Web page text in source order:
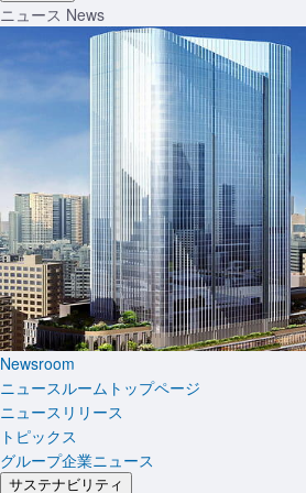
ニュース News
Newsroom
ニュースルームトップページ
ニュースリリース
トピックス
グループ企業ニュース
サステナビリティ